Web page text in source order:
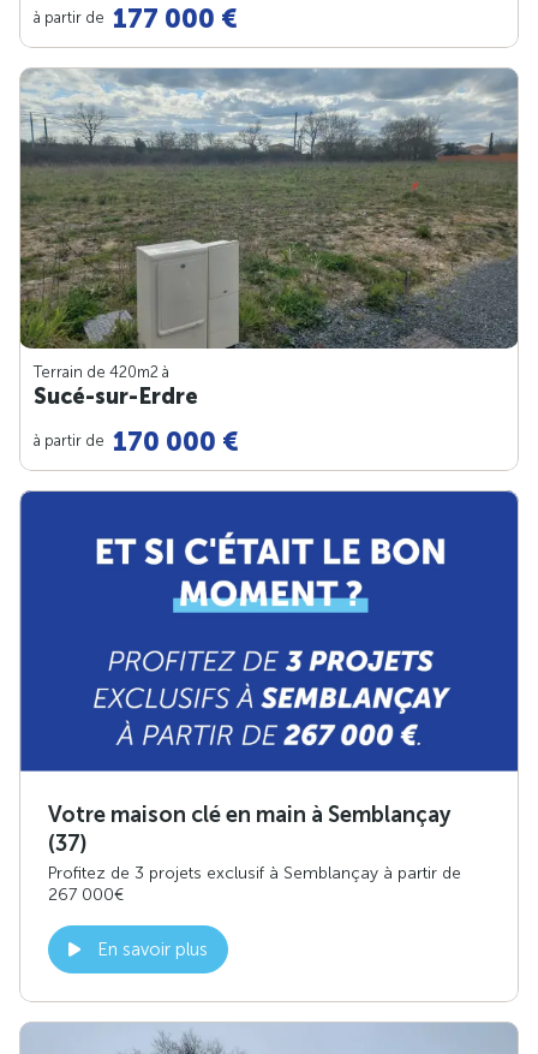
à partir de 177 000 €
Terrain de 420m2 à
Sucé-sur-Erdre
à partir de 170 000 €
Votre maison clé en main à Semblançay
(37)
Profitez de 3 projets exclusif à Semblançay à partir de
267 000€
En savoir plus